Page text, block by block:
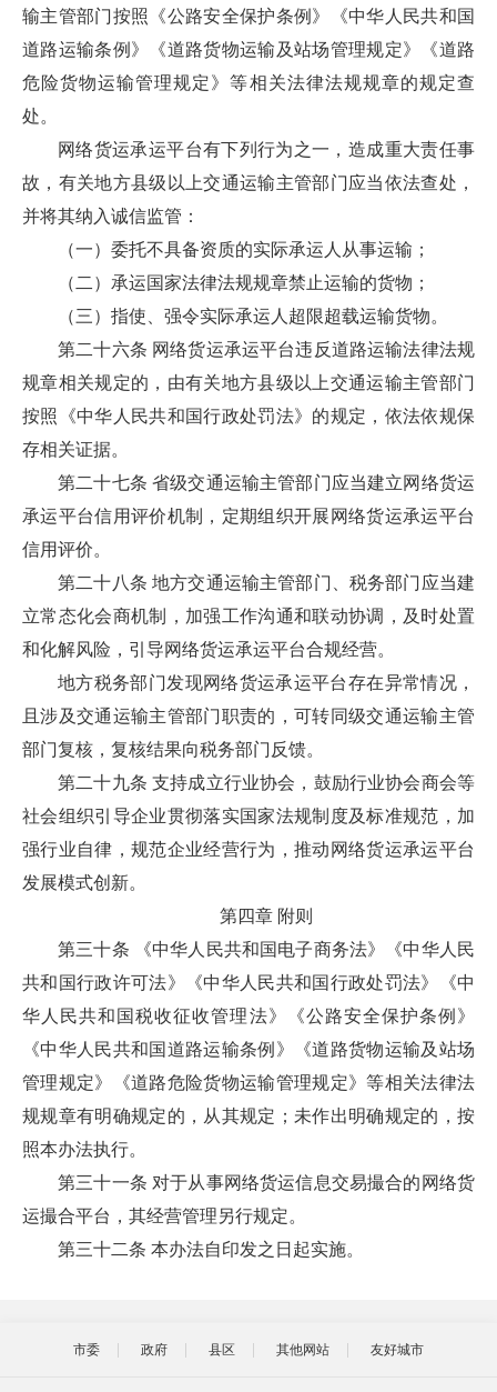
输主管部门按照《公路安全保护条例》《中华人民共和国
道路运输条例》《道路货物运输及站场管理规定》《道路
危险货物运输管理规定》等相关法律法规规章的规定查
处。
网络货运承运平台有下列行为之一，造成重大责任事
故，有关地方县级以上交通运输主管部门应当依法查处，
并将其纳入诚信监管：
（一）委托不具备资质的实际承运人从事运输；
（二）承运国家法律法规规章禁止运输的货物；
（三）指使、强令实际承运人超限超载运输货物。
第二十六条 网络货运承运平台违反道路运输法律法规
规章相关规定的，由有关地方县级以上交通运输主管部门
按照《中华人民共和国行政处罚法》的规定，依法依规保
存相关证据。
第二十七条 省级交通运输主管部门应当建立网络货运
承运平台信用评价机制，定期组织开展网络货运承运平台
信用评价。
第二十八条 地方交通运输主管部门、税务部门应当建
立常态化会商机制，加强工作沟通和联动协调，及时处置
和化解风险，引导网络货运承运平台合规经营。
地方税务部门发现网络货运承运平台存在异常情况，
且涉及交通运输主管部门职责的，可转同级交通运输主管
部门复核，复核结果向税务部门反馈。
第二十九条 支持成立行业协会，鼓励行业协会商会等
社会组织引导企业贯彻落实国家法规制度及标准规范，加
强行业自律，规范企业经营行为，推动网络货运承运平台
发展模式创新。
第四章 附则
第三十条 《中华人民共和国电子商务法》《中华人民
共和国行政许可法》《中华人民共和国行政处罚法》《中
华人民共和国税收征收管理法》《公路安全保护条例》
《中华人民共和国道路运输条例》《道路货物运输及站场
管理规定》《道路危险货物运输管理规定》等相关法律法
规规章有明确规定的，从其规定；未作出明确规定的，按
照本办法执行。
第三十一条 对于从事网络货运信息交易撮合的网络货
运撮合平台，其经营管理另行规定。
第三十二条 本办法自印发之日起实施。
市委 政府 县区 其他网站 友好城市